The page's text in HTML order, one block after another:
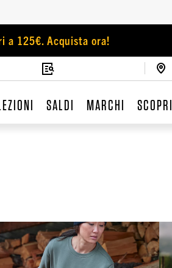
a 125€. Acquista ora!
SALDI MARCHI SCOPRI